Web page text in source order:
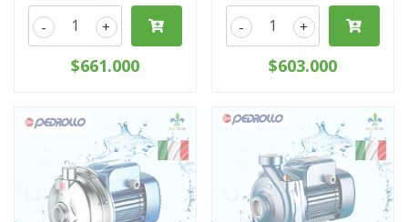
+
-
$661.000
+
-
$603.000